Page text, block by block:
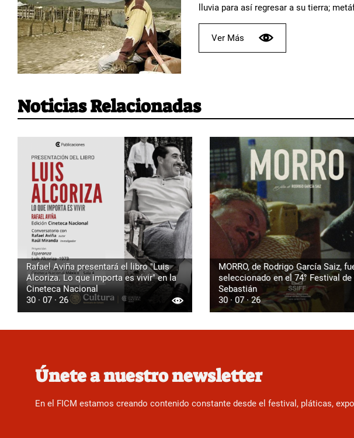
lluvia para así regresar a su tierra;
Ver Más
Noticias Relacionadas
Rafael Aviña presentará el libro "Luis
Alcoriza. Lo que importa es vivir" en la
Cineteca Nacional
30 · 07 · 26
MORRO, de Rodrigo García Saiz,
seleccionado en el 74° Festival de
Sebastián
30 · 07 · 26
Únete a nuestro newsletter
En el FICM estamos creando contenido constante desde el festival, pláticas,